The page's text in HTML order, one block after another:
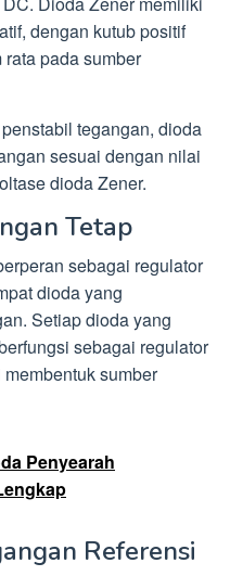
dengan kutub positif
pada sumber
tegangan, dioda
sesuai dengan nilai
dioda Zener.
Tetap
sebagai regulator
dioda yang
Setiap dioda yang
sebagai regulator
sumber
Penyearah
Referensi